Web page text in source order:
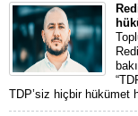
TDP’siz hiçbir hükümet